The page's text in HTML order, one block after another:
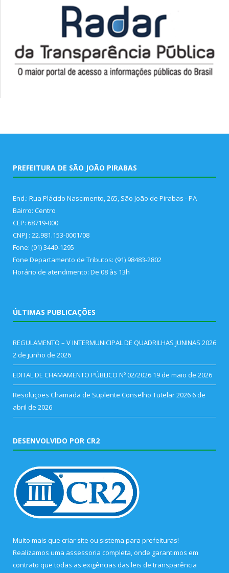
PREFEITURA DE SÃO JOÃO PIRABAS
End.: Rua Plácido Nascimento, 265, São João de Pirabas - PA
Bairro: Centro
CEP: 68719-000
CNPJ : 22.981.153-0001/08
Fone: (91) 3449-1295
Fone Departamento de Tributos: (91) 98483-2802
Horário de atendimento: De 08 às 13h
ÚLTIMAS PUBLICAÇÕES
REGULAMENTO – V INTERMUNICIPAL DE QUADRILHAS JUNINAS 2026
2 de junho de 2026
EDITAL DE CHAMAMENTO PÚBLICO Nº 02/2026 19 de maio de 2026
Resoluções Chamada de Suplente Conselho Tutelar 2026 6 de
abril de 2026
DESENVOLVIDO POR CR2
Muito mais que criar site ou sistema para prefeituras!
Realizamos uma assessoria completa, onde garantimos em
contrato que todas as exigências das leis de transparência